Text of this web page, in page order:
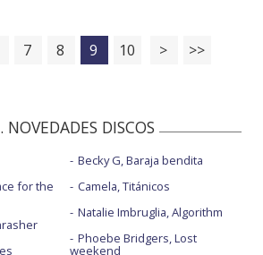
7 8 9 10 > >>
NOVEDADES DISCOS
for the
Becky G, Baraja bendita
Camela, Titánicos
Natalie Imbruglia, Algorithm
Phoebe Bridgers, Lost
weekend